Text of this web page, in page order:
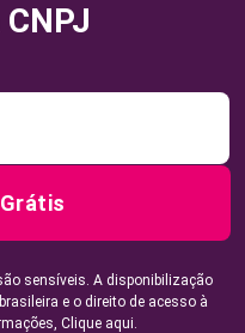
sensíveis. A disponibilização
e o direito de acesso à
Clique aqui.